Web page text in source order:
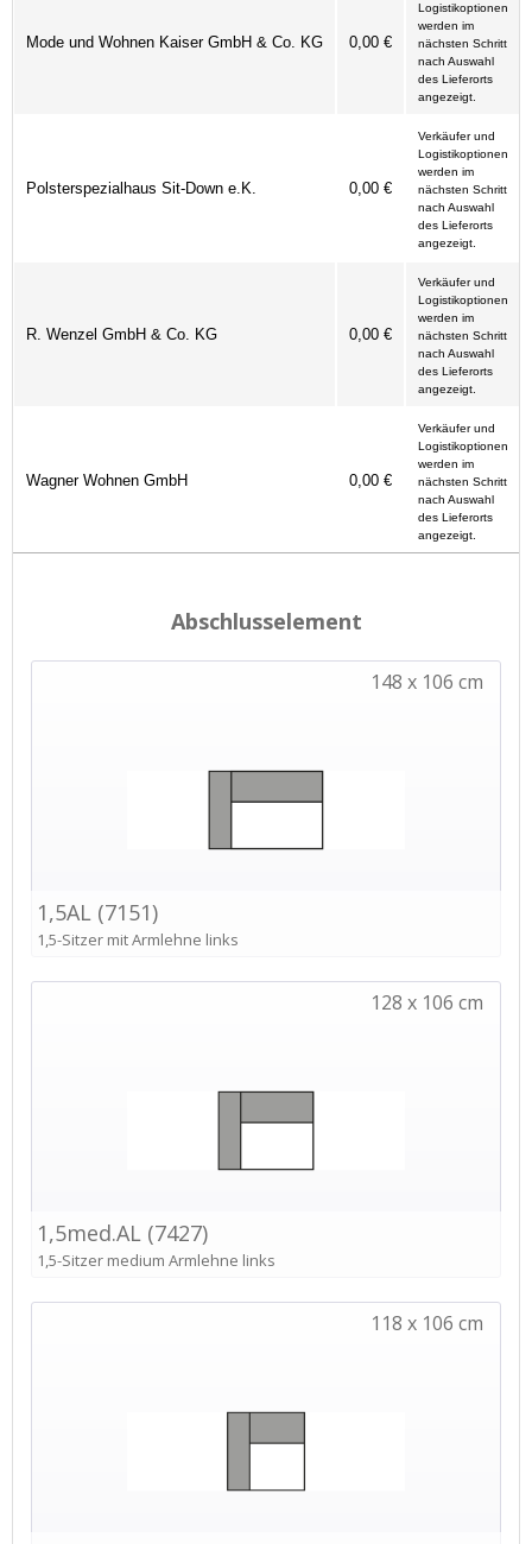
Mode und Wohnen Kaiser GmbH & Co. KG 0,00 €
Logistikoptionen
werden im
nächsten Schritt
nach Auswahl
des Lieferorts
angezeigt.
Polsterspezialhaus Sit-Down e.K. 0,00 €
Verkäufer und
Logistikoptionen
werden im
nächsten Schritt
nach Auswahl
des Lieferorts
angezeigt.
R. Wenzel GmbH & Co. KG 0,00 €
Verkäufer und
Logistikoptionen
werden im
nächsten Schritt
nach Auswahl
des Lieferorts
angezeigt.
Wagner Wohnen GmbH 0,00 €
Verkäufer und
Logistikoptionen
werden im
nächsten Schritt
nach Auswahl
des Lieferorts
angezeigt.